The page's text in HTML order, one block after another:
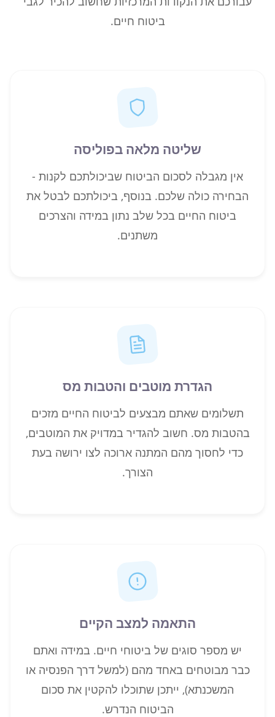
ביטוח חיים.
שליטה מלאה בפוליסה
אין מגבלה לסכום הביטוח שביכולתכם לקנות -
הבחירה כולה שלכם. בנוסף, ביכולתכם לבטל את
ביטוח החיים בכל שלב נתון במידה והצרכים
משתנים.
הגדרת מוטבים והטבות מס
תשלומים שאתם מבצעים לביטוח החיים מזכים
בהטבות מס. חשוב להגדיר במדויק את המוטבים,
כדי לחסוך מהם המתנה ארוכה לצו ירושה בעת
הצורך.
התאמה למצב הקיים
יש מספר סוגים של ביטוחי חיים. במידה ואתם
כבר מבוטחים באחד מהם (למשל דרך הפנסיה או
המשכנתא), ייתכן שתוכלו להקטין את סכום
הביטוח הנדרש.